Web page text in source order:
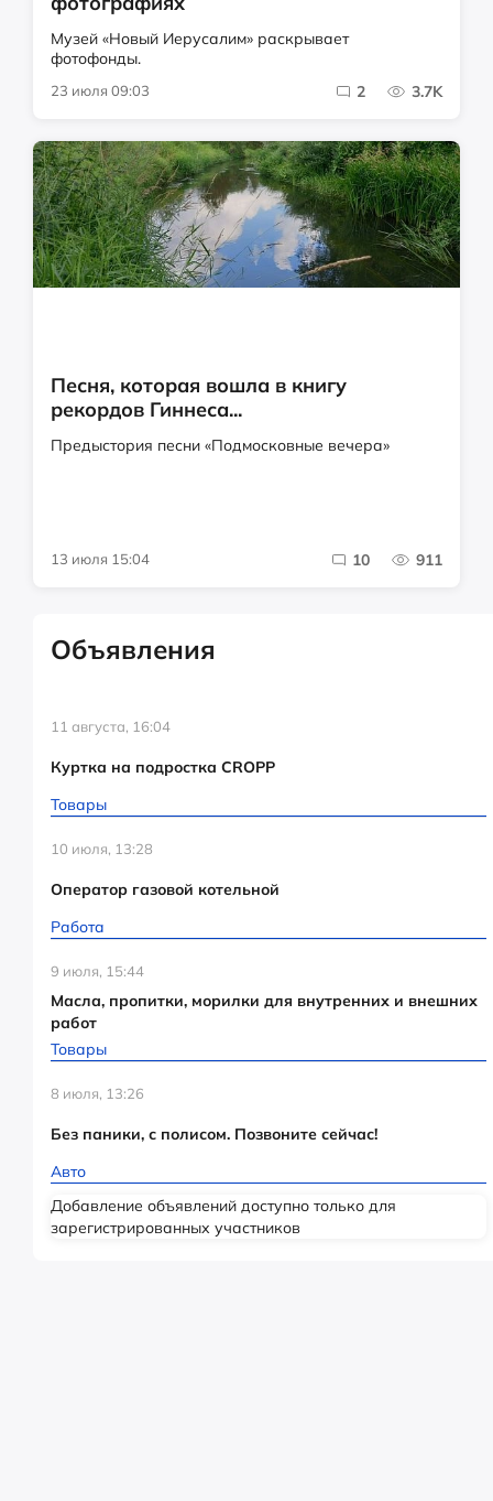
Музей «Новый Иерусалим» раскрывает
фотофонды.
23 июля 09:03 2 3.7K
Песня, которая вошла в книгу
рекордов Гиннеса...
Предыстория песни «Подмосковные вечера»
13 июля 15:04 10 911
Объявления
11 августа, 16:04
Куртка на подростка CROPP
Товары
10 июля, 13:28
Оператор газовой котельной
Работа
9 июля, 15:44
Масла, пропитки, морилки для внутренних и внешних
работ
Товары
8 июля, 13:26
Без паники, с полисом. Позвоните сейчас!
Авто
Добавление объявлений доступно только для
зарегистрированных участников